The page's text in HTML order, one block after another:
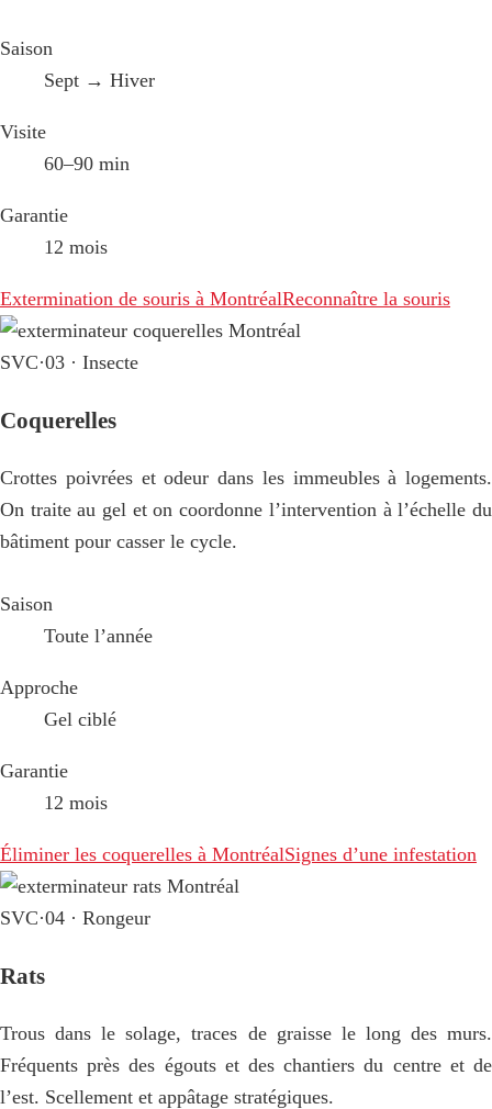
Saison
Sept → Hiver
Visite
60–90 min
Garantie
12 mois
Extermination de souris à MontréalReconnaître la souris
SVC·03 · Insecte
Coquerelles
Crottes poivrées et odeur dans les immeubles à logements.
On traite au gel et on coordonne l’intervention à l’échelle du
bâtiment pour casser le cycle.
Saison
Toute l’année
Approche
Gel ciblé
Garantie
12 mois
Éliminer les coquerelles à MontréalSignes d’une infestation
SVC·04 · Rongeur
Rats
Trous dans le solage, traces de graisse le long des murs.
Fréquents près des égouts et des chantiers du centre et de
l’est. Scellement et appâtage stratégiques.